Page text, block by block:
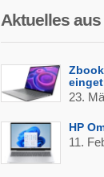
Aktuelles
23.
HP
11.